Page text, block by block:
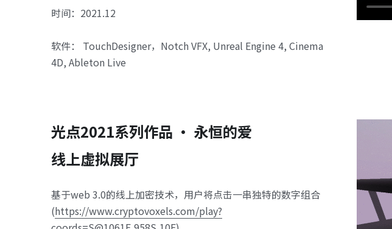
时间：2021.12
软件： TouchDesigner，Notch VFX, Unreal Engine 4, Cinema
4D, Ableton Live
光点2021系列作品 · 永恒的爱
线上虚拟展厅
基于web 3.0的线上加密技术，用户将点击一串独特的数字组合
(https://www.cryptovoxels.com/play?